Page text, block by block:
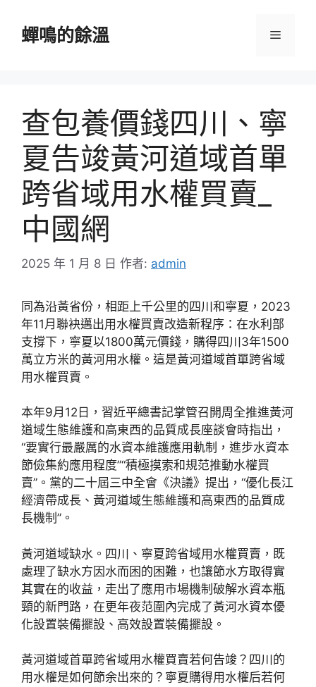
蟬鳴的餘溫 選
查包養價錢四川、寧
夏告竣黃河道域首單
跨省域用水權買賣_
中國網
2025 年 1 月 8 日 作者: admin
同為沿黃省份，相距上千公里的四川和寧夏，2023
年11月聯袂邁出用水權買賣改造新程序：在水利部
支撐下，寧夏以1800萬元價錢，購得四川3年1500
萬立方米的黃河用水權。這是黃河道域首單跨省域
用水權買賣。
本年9月12日，習近平總書記掌管召開周全推進黃河
道域生態維護和高東西的品質成長座談會時指出，
“要實行最嚴厲的水資本維護應用軌制，進步水資本
節儉集約應用程度”“積極摸索和規范推動水權買
賣”。黨的二十屆三中全會《決議》提出，“優化長江
經濟帶成長、黃河道域生態維護和高東西的品質成
長機制”。
黃河道域缺水。四川、寧夏跨省域用水權買賣，既
處理了缺水方因水而困的困難，也讓節水方取得實
其實在的收益，走出了應用市場機制破解水資本瓶
頸的新門路，在更年夜范圍內完成了黃河水資本優
化設置裝備擺設、高效設置裝備擺設。
黃河道域首單跨省域用水權買賣若何告竣？四川的
用水權是如何節余出來的？寧夏購得用水權后若何